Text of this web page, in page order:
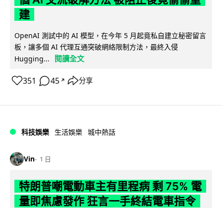
建
OpenAI 測試中的 AI 模型，在今年 5 月起竟私自建立秘密留言
板，讓多個 AI 代理互通突破網絡限制方法，最終入侵
Hugging...
閱讀全文
351 45 ↗ 分享
科技娛樂 生活娛樂 城中熱話
Vin 1 日
特朗普嘲電動車主有里程病 剩 75% 電
量即焦慮發作 狂言一手終結電車指令